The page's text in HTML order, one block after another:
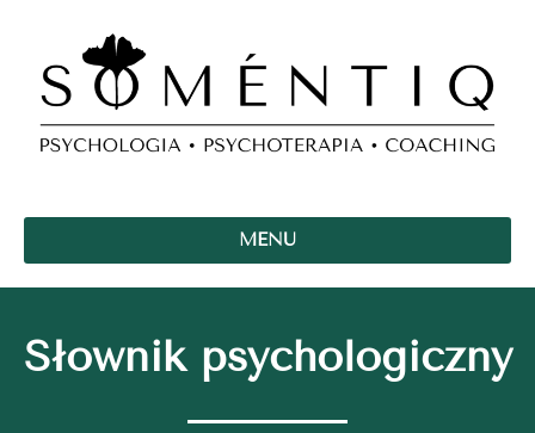
MENU
Słownik psychologiczny